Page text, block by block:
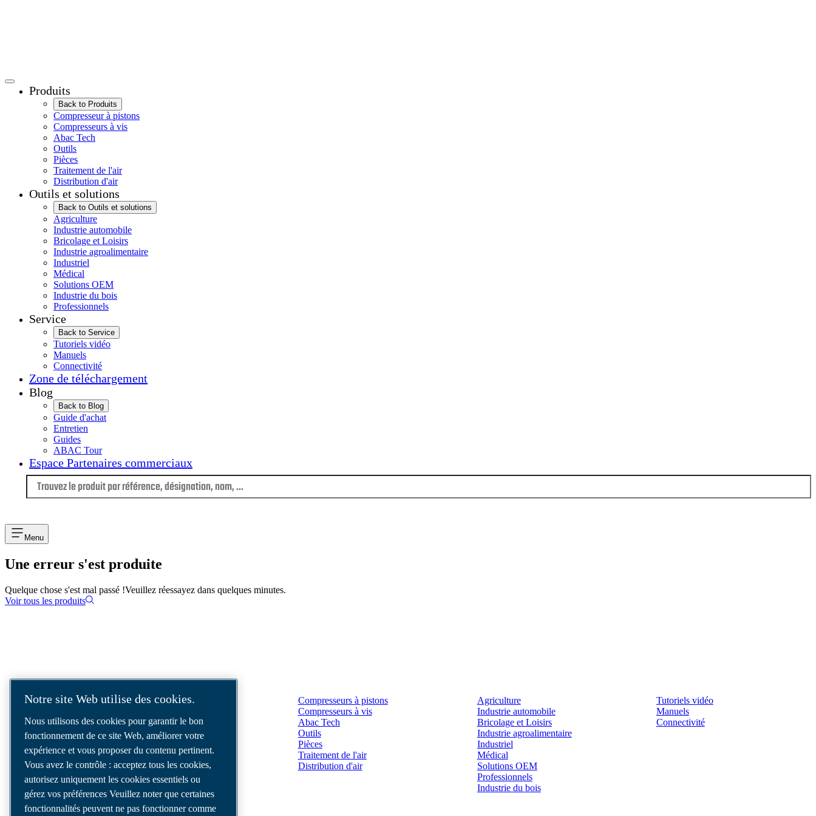
Produits
Back to Produits
Compresseur à pistons
Compresseurs à vis
Abac Tech
Outils
Pièces
Traitement de l'air
Distribution d'air
Outils et solutions
Back to Outils et solutions
Agriculture
Industrie automobile
Bricolage et Loisirs
Industrie agroalimentaire
Industriel
Médical
Solutions OEM
Industrie du bois
Professionnels
Service
Back to Service
Tutoriels vidéo
Manuels
Connectivité
Zone de téléchargement
Blog
Back to Blog
Guide d'achat
Entretien
Guides
ABAC Tour
Espace Partenaires commerciaux
Menu
Une erreur s'est produite
Quelque chose s'est mal passé !Veuillez réessayez dans quelques minutes.
Voir tous les produits
Nous sommes un leader des solutions d’air
comprimé, offrant les meilleurs
compresseurs, outils et systèmes de
distribution d’air pour répondre à vos besoins
les plus exigeants.
Compresseurs à pistons
Compresseurs à vis
Abac Tech
Outils
Pièces
Traitement de l'air
Distribution d'air
Agriculture
Industrie automobile
Bricolage et Loisirs
Industrie agroalimentaire
Industriel
Médical
Solutions OEM
Professionnels
Industrie du bois
Tutoriels vidéo
Manuels
Connectivité
Notre site Web utilise des cookies.
Nous utilisons des cookies pour garantir le bon
fonctionnement de ce site Web, améliorer votre
expérience et vous proposer du contenu pertinent.
Vous avez le contrôle : acceptez tous les cookies,
autorisez uniquement les cookies essentiels ou
gérez vos préférences Veuillez noter que certaines
fonctionnalités peuvent ne pas fonctionner comme